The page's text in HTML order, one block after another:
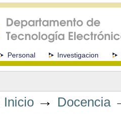
Personal Investigacion
Inicio → Docencia